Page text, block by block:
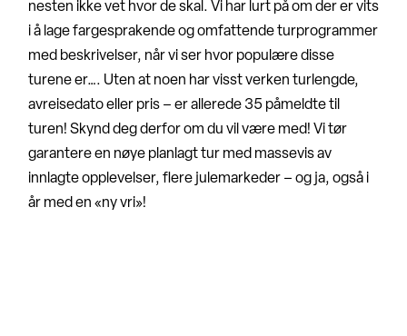
nesten ikke vet hvor de skal. Vi har lurt på om der er vits
i å lage fargesprakende og omfattende turprogrammer
med beskrivelser, når vi ser hvor populære disse
turene er…. Uten at noen har visst verken turlengde,
avreisedato eller pris – er allerede 35 påmeldte til
turen! Skynd deg derfor om du vil være med! Vi tør
garantere en nøye planlagt tur med massevis av
innlagte opplevelser, flere julemarkeder – og ja, også i
år med en «ny vri»!